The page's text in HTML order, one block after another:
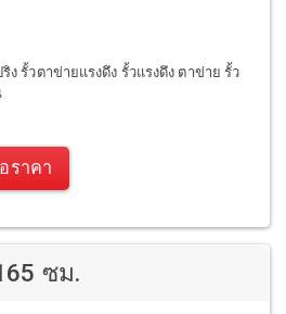
รั้วตาข่ายแรงดึง รั้วแรงดึง ตาข่าย รั้ว
ราคา
ซม.